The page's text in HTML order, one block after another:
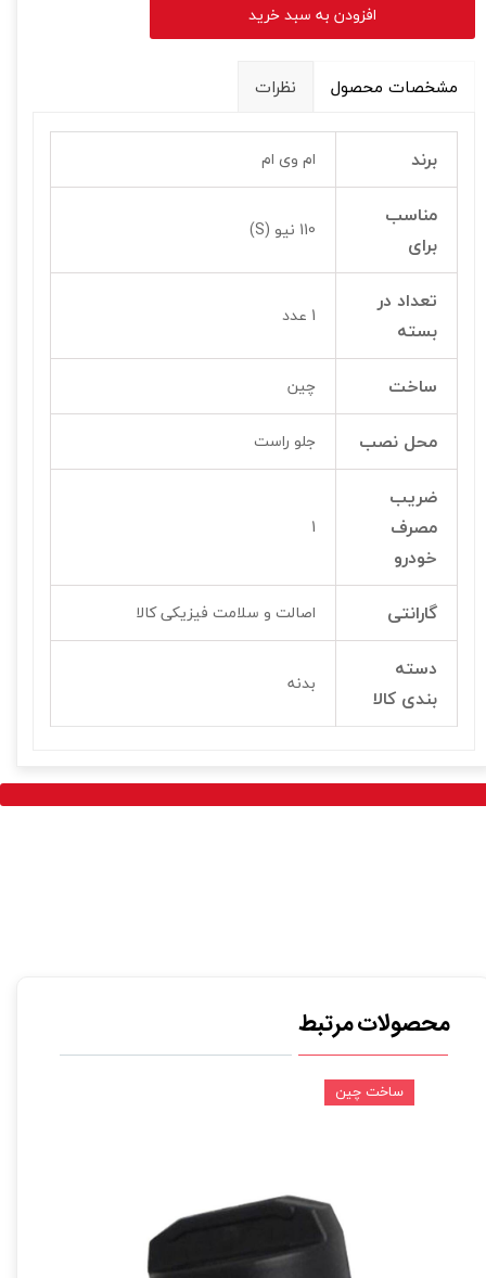
افزودن به سبد خرید
مشخصات محصول نظرات
برند ام وی ام
مناسب
برای
110 نیو (S)
تعداد در
بسته
1 عدد
ساخت چین
محل نصب جلو راست
ضریب
مصرف
خودرو
1
گارانتی اصالت و سلامت فیزیکی کالا
دسته
بندی کالا
بدنه
محصولات مرتبط
ساخت چین